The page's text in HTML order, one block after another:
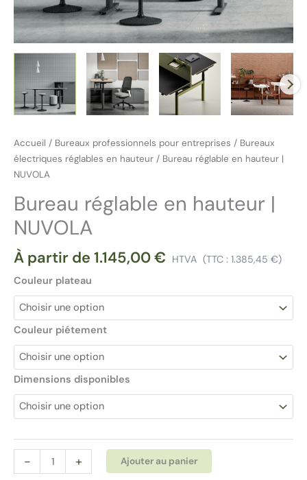
Accueil / Bureaux professionnels pour entreprises / Bureaux
électriques réglables en hauteur / Bureau réglable en hauteur |
NUVOLA
Bureau réglable en hauteur |
NUVOLA
À partir de 1.145,00€ HTVA (TTC : 1.385,45 €)
Couleur plateau
Couleur piétement
Dimensions disponibles
-
quantité
de
+ Ajouter au panier